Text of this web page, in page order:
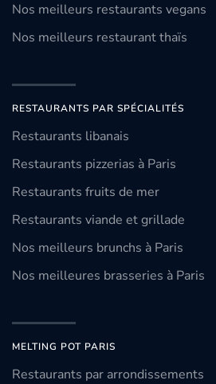
Nos meilleurs restaurants vegans
Nos meilleurs restaurant thaïs
RESTAURANTS PAR SPÉCIALITÉS
Restaurants libanais
Restaurants pizzerias à Paris
Restaurants fruits de mer
Restaurants viande et grillade
Nos meilleurs brunchs à Paris
Nos meilleures brasseries à Paris
MELTING POT PARIS
Restaurants par arrondissements